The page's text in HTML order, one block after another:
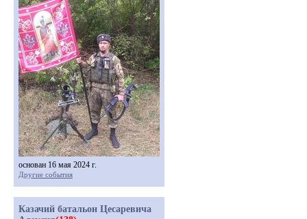
основан 16 мая 2024 г.
Другие события
Казачий батальон Цесаревича